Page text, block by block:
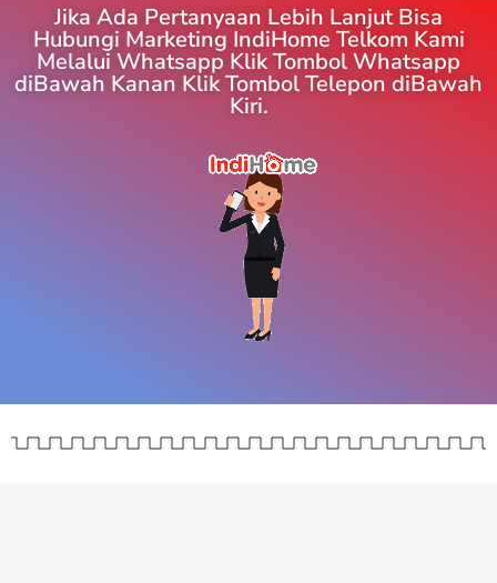
Jika Ada Pertanyaan Lebih Lanjut Bisa
Hubungi Marketing IndiHome Telkom Kami
Melalui Whatsapp Klik Tombol Whatsapp
diBawah Kanan Klik Tombol Telepon diBawah
Kiri.